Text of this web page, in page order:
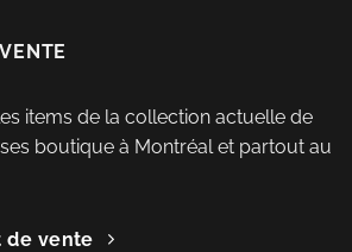
items de la collection actuelle de
boutique à Montréal et partout au
de vente